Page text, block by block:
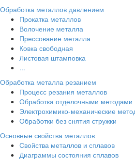
Обработка металлов давлением
Прокатка металлов
Волочение металла
Прессование металла
Ковка свободная
Листовая штамповка
...
Обработка металла резанием
Процесс резания металлов
Обработка отделочными методами
Электрохимико-механические
Обработки без снятия стружки
Основные свойства металлов
Свойства металлов и сплавов
Диаграммы состояния сплавов